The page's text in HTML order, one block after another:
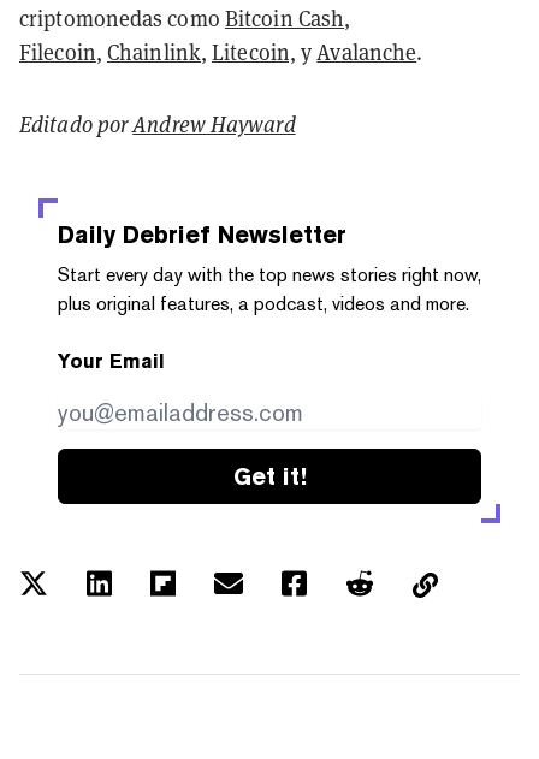
criptomonedas como Bitcoin Cash,
Filecoin,Chainlink,Litecoin, yAvalanche.
Editado porAndrew Hayward
Daily Debrief Newsletter
Start every day with the top news stories right now,
plus original features, a podcast, videos and more.
Your Email
Get it!